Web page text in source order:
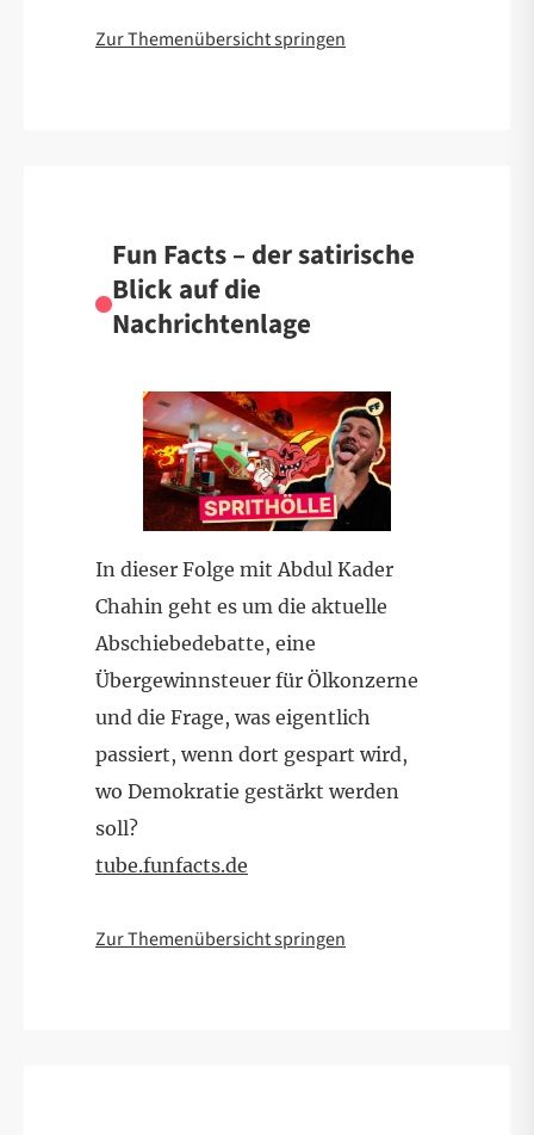
Zur Themenübersicht springen
Fun Facts – der satirische
Blick auf die
Nachrichtenlage
In dieser Folge mit Abdul Kader
Chahin geht es um die aktuelle
Abschiebedebatte, eine
Übergewinnsteuer für Ölkonzerne
und die Frage, was eigentlich
passiert, wenn dort gespart wird,
wo Demokratie gestärkt werden
soll?
tube.funfacts.de
Zur Themenübersicht springen